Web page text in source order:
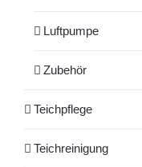
Luftpumpe
Zubehör
Teichpflege
Teichreinigung